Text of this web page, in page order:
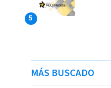
MÁS BUSCADO